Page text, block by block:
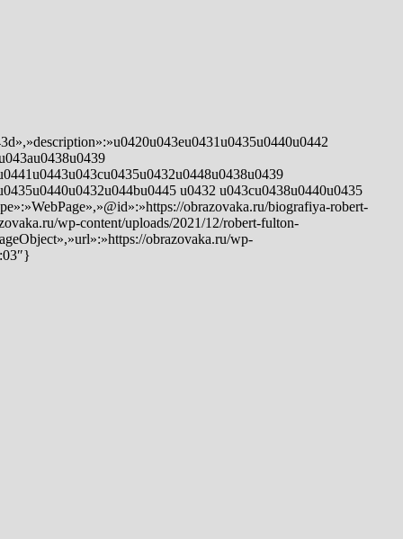
u0432 u043cu0438u0440u0435
obrazovaka.ru/biografiya-robert-
wp-content/uploads/2021/12/robert-fulton-
obrazovaka.ru/wp-